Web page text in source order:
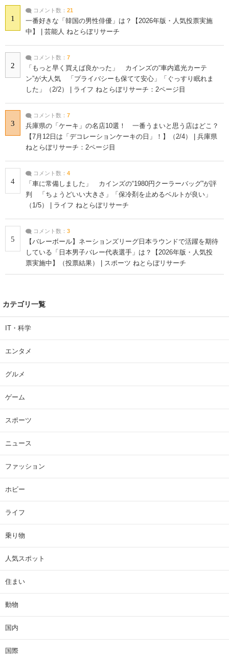
1
コメント数： 21
一番好きな「韓国の男性俳優」は？【2026年版・人気投票実施
中】 | 芸能人 ねとらぼリサーチ
2
コメント数： 7
「もっと早く買えば良かった」 カインズの“車内遮光カーテ
ン”が大人気 「プライバシーも保てて安心」「ぐっすり眠れま
した」（2/2） | ライフ ねとらぼリサーチ：2ページ目
3
コメント数： 7
兵庫県の「ケーキ」の名店10選！ 一番うまいと思う店はどこ？
【7月12日は「デコレーションケーキの日」！】（2/4） | 兵庫県
ねとらぼリサーチ：2ページ目
4
コメント数： 4
「車に常備しました」 カインズの“1980円クーラーバッグ”が評
判 「ちょうどいい大きさ」「保冷剤を止めるベルトが良い」
（1/5） | ライフ ねとらぼリサーチ
5
コメント数： 3
【バレーボール】ネーションズリーグ日本ラウンドで活躍を期待
している「日本男子バレー代表選手」は？【2026年版・人気投
票実施中】（投票結果） | スポーツ ねとらぼリサーチ
カテゴリ一覧
IT・科学
エンタメ
グルメ
ゲーム
スポーツ
ニュース
ファッション
ホビー
ライフ
乗り物
人気スポット
住まい
動物
国内
国際